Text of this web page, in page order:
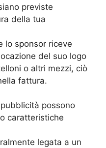
previste
della tua
lo sponsor riceve
del suo logo
o altri mezzi, ciò
fattura.
possono
caratteristiche
legata a un